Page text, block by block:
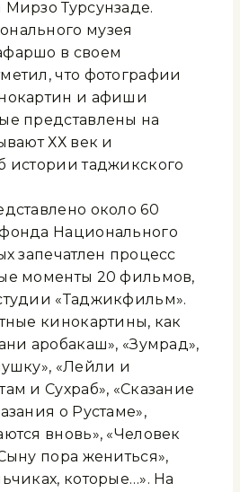
Турсунзаде.
музея
в своем
что фотографии
и афиши
представлены на
ХХ век и
истории таджикского
около 60
Национального
запечатлен процесс
моменты 20 фильмов,
«Таджикфильм».
кинокартины, как
аробакаш», «Зумрад»,
«Лейли и
и Сухраб», «Сказание
о Рустаме»,
вновь», «Человек
пора жениться»,
которые…». На